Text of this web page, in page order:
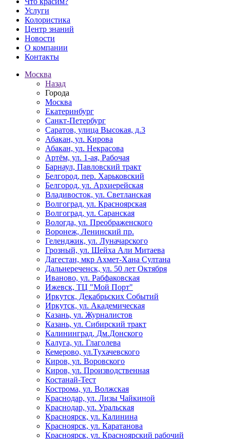
Услуги
Колористика
Центр знаний
Новости
О компании
Контакты
Москва
Назад
Города
Москва
Екатеринбург
Санкт-Петербург
Саратов, улица Высокая, д.3
Абакан, ул. Кирова
Абакан, ул. Некрасова
Артём, ул. 1-ая, Рабочая
Барнаул, Павловский тракт
Белгород, пер. Харьковский
Белгород, ул. Архиерейская
Владивосток, ул. Светланская
Волгоград, ул. Красноярская
Волгоград, ул. Саранская
Вологда, ул. Преображенского
Воронеж, Ленинский пр.
Геленджик, ул. Луначарского
Грозный, ул. Шейха Али Митаева
Дагестан, мкр Ахмет-Хана Султана
Дальнереченск, ул. 50 лет Октября
Иваново, ул. Рабфаковская
Ижевск, ТЦ "Мой Порт"
Иркутск, Декабрьских Событий
Иркутск, ул. Академическая
Казань, ул. Журналистов
Казань, ул. Сибирский тракт
Калининград, Дм.Донского
Калуга, ул. Глаголева
Кемерово, ул.Тухачевского
Киров, ул. Воровского
Киров, ул. Производственная
Костанай-Тест
Кострома, ул. Волжская
Краснодар, ул. Лизы Чайкиной
Краснодар, ул. Уральская
Красноярск, ул. Калинина
Красноярск, ул. Каратанова
Красноярск, ул. Красноярский рабочий